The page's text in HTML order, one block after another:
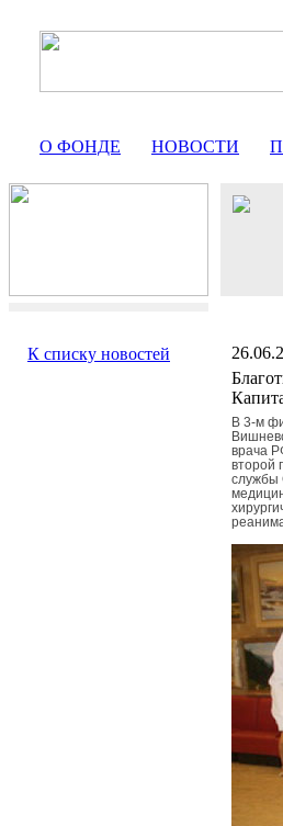
О ФОНДЕ НОВОСТИ
К списку новостей
В 3-м
врача
второй
службы